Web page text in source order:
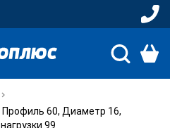
60, Диаметр 16,
99